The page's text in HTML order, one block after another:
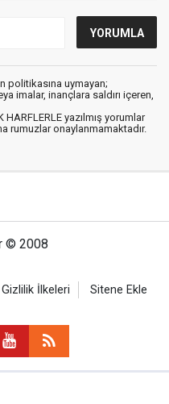
politikasına uymayan;
imalar, inançlara saldırı içeren,
yazılmış yorumlar
rumuzlar onaylanmamaktadır.
© 2008
Gizlilik İlkeleri Sitene Ekle